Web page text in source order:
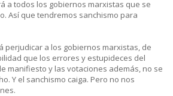
a todos los gobiernos marxistas que se
Así que tendremos sanchismo para
perjudicar a los gobiernos marxistas, de
que los errores y estupideces del
manifiesto y las votaciones además, no se
Y el sanchismo caiga. Pero no nos